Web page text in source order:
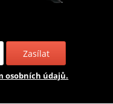
Zasílat
osobních údajů.